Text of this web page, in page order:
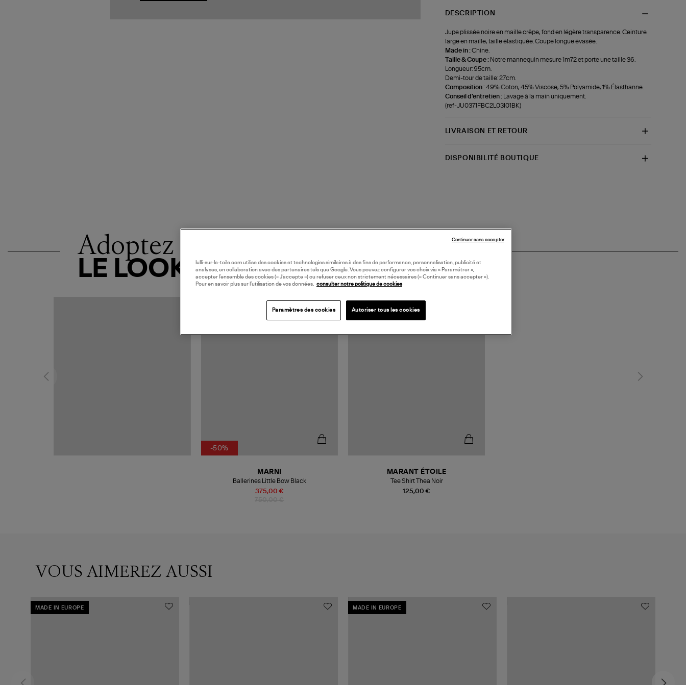
DESCRIPTION
Jupe plissée noire en maille crêpe, fond en légère transparence. Ceinture
large en maille, taille élastiquée. Coupe longue évasée.
Made in :Chine.
Taille & Coupe : Notre mannequin mesure 1m72 et porte une taille 36.
Longueur: 95cm.
Demi-tour de taille: 27cm.
Composition :49% Coton, 45% Viscose, 5% Polyamide, 1% Élasthanne.
Conseil d'entretien :
Lavage à la main uniquement.
(ref-JU0371FBC2L03I01BK)
LIVRAISON ET RETOUR
DISPONIBILITÉ BOUTIQUE
Adoptez
LE LOOK
-50%
375,00 €
MARNI
Ballerines Little Bow Black
125,00 €
MARANT ÉTOILE
Tee Shirt Thea Noir
VOUS AIMEREZ AUSSI
MADE IN EUROPE MADE IN EUROPE
lulli-sur-la-toile.com utilise des cookies et technologies similaires à des fins de performance, personnalisation, publicité et
analyses, en collaboration avec des partenaires tels que Google. Vous pouvez configurer vos choix via « Paramétrer »,
accepter l’ensemble des cookies (« J’accepte ») ou refuser ceux non strictement nécessaires (« Continuer sans accepter »).
Pour en savoir plus sur l’utilisation de vos données, consulter notre politique de cookies
Paramètres des cookies Autoriser tous les cookies
Continuer sans accepter